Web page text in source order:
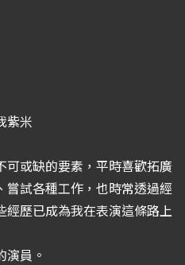
紫米
或缺的要素，平時喜歡拓廣
試各種工作，也時常透過經
歷已成為我在表演這條路上
員。